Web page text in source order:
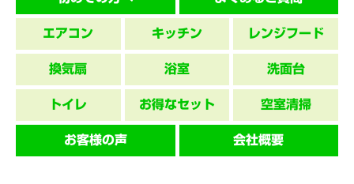
エアコン キッチン レンジフード
換気扇 浴室 洗面台
トイレ お得なセット 空室清掃
お客様の声 会社概要